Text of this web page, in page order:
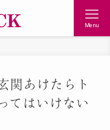
Menu
関あけたらト
てはいけない